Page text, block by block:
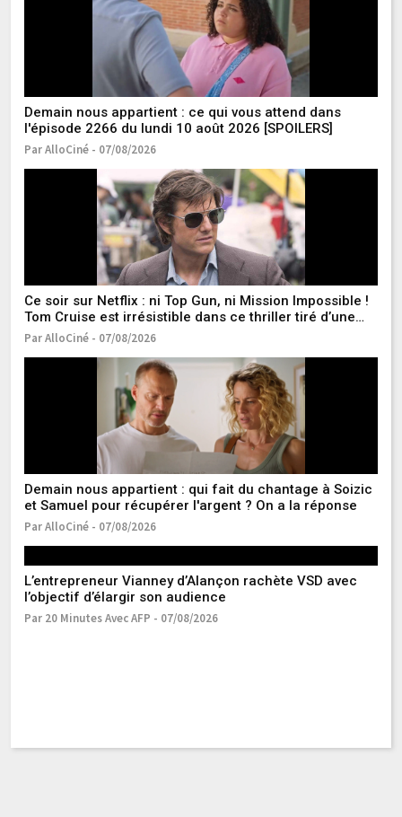
Demain nous appartient : ce qui vous attend dans
l'épisode 2266 du lundi 10 août 2026 [SPOILERS]
Par AlloCiné - 07/08/2026
Ce soir sur Netflix : ni Top Gun, ni Mission Impossible !
Tom Cruise est irrésistible dans ce thriller tiré d’une
histoire vraie
Par AlloCiné - 07/08/2026
Demain nous appartient : qui fait du chantage à Soizic
et Samuel pour récupérer l'argent ? On a la réponse
Par AlloCiné - 07/08/2026
L’entrepreneur Vianney d’Alançon rachète VSD avec
l’objectif d’élargir son audience
Par 20 Minutes Avec AFP - 07/08/2026